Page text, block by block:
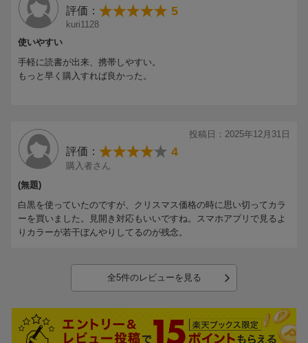
評価： 5
kuri1128
使いやすい
手軽に読書が出来、携帯しやすい。
もっと早く購入すれば良かった。
投稿日：2025年12月31日
評価： 4
購入者さん
(無題)
白黒を使っていたのですが、クリスマス価格の時に思い切ってカラ
ーを買いました。見開き対応もいいですね。スマホアプリで見るよ
りカラーが若干ぼんやりしてるのが残念。
全5件のレビューを見る